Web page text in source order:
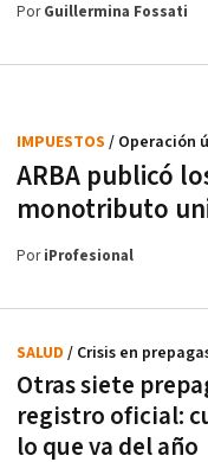
PorGuillermina Fossati
ARBA publicó
monotributo
IMPUESTOS / Operación
PoriProfesional
Otras siete
registro oficial:
lo que va del año
SALUD / Crisis en